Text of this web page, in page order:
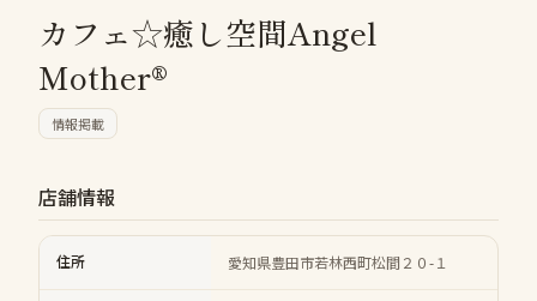
カフェ☆癒し空間Angel
Mother®
情報掲載
店舗情報
住所 愛知県豊田市若林西町松間２０-１